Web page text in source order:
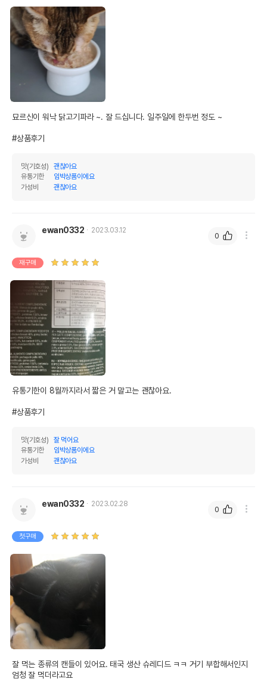
묘르신이 워낙 닭고기파라 ~. 잘 드십니다. 일주일에 한두번 정도 ~
#상품후기
맛(기호성)
괜찮아요
유통기한
임박상품이에요
가성비
괜찮아요
ewan0332 2023.03.12
재구매
유통기한이 8월까지라서 짧은 거 말고는 괜찮아요.
#상품후기
맛(기호성)
잘 먹어요
유통기한
임박상품이에요
가성비
괜찮아요
0
ewan0332 2023.02.28
첫구매
잘 먹는 종류의 캔들이 있어요. 태국 생산 슈레디드 ㅋㅋ 거기 부합해서인지
엄청 잘 먹더라고요
0